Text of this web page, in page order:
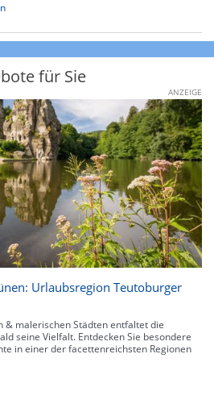
für Sie
ANZEIGE
Urlaubsregion Teutoburger
& malerischen Städten entfaltet die
seine Vielfalt. Entdecken Sie besondere
in einer der facettenreichsten Regionen